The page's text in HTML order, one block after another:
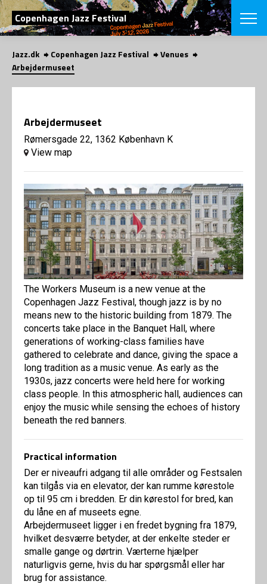
SEARCH
Copenhagen Jazz Festival
Danish
Contributors
Press
Contact us
Privacy
SHOP
Jazz.dk Copenhagen Jazz Festival
Venues
Arbejdermuseet
Arbejdermuseet
Rømersgade 22, 1362 København K
View map
The Workers Museum is a new venue at the
Copenhagen Jazz Festival, though jazz is by no
means new to the historic building from 1879. The
concerts take place in the Banquet Hall, where
generations of working-class families have
gathered to celebrate and dance, giving the space a
long tradition as a music venue. As early as the
1930s, jazz concerts were held here for working
class people. In this atmospheric hall, audiences can
enjoy the music while sensing the echoes of history
beneath the red banners.
Practical information
Der er niveaufri adgang til alle områder og Festsalen
kan tilgås via en elevator, der kan rumme kørestole
op til 95 cm i bredden. Er din kørestol for bred, kan
du låne en af museets egne.
Arbejdermuseet ligger i en fredet bygning fra 1879,
hvilket desværre betyder, at der enkelte steder er
smalle gange og dørtrin. Værterne hjælper
naturligvis gerne, hvis du har spørgsmål eller har
brug for assistance.